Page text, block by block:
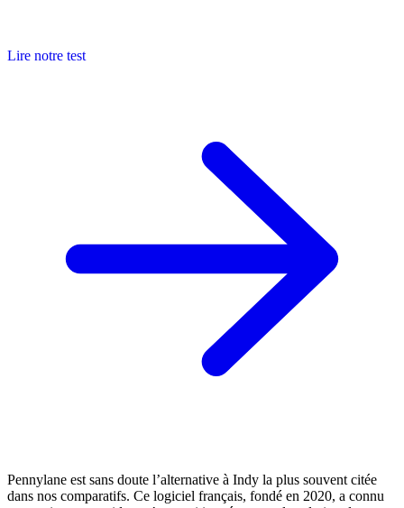
Lire notre test
Pennylane est sans doute l’alternative à Indy la plus souvent citée
dans nos comparatifs. Ce logiciel français, fondé en 2020, a connu